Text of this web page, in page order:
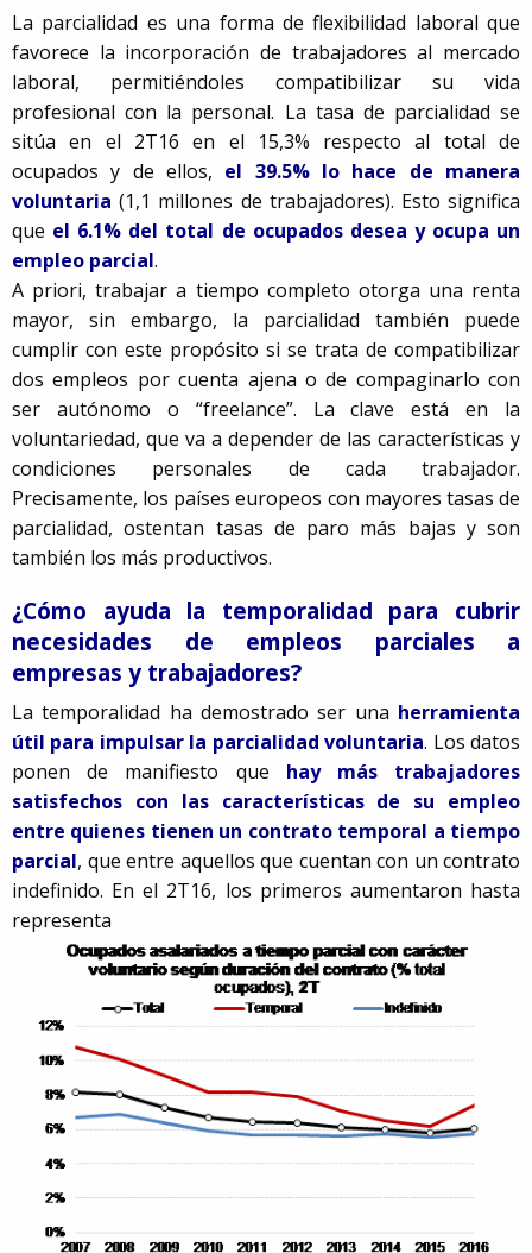
La parcialidad es una forma de flexibilidad laboral que
favorece la incorporación de trabajadores al mercado
laboral, permitiéndoles compatibilizar su vida
profesional con la personal. La tasa de parcialidad se
sitúa en el 2T16 en el 15,3% respecto al total de
ocupados y de ellos, el 39.5% lo hace de manera
voluntaria (1,1 millones de trabajadores). Esto significa
que el 6.1% del total de ocupados desea y ocupa un
empleo parcial.
A priori, trabajar a tiempo completo otorga una renta
mayor, sin embargo, la parcialidad también puede
cumplir con este propósito si se trata de compatibilizar
dos empleos por cuenta ajena o de compaginarlo con
ser autónomo o “freelance”. La clave está en la
voluntariedad, que va a depender de las características y
condiciones personales de cada trabajador.
Precisamente, los países europeos con mayores tasas de
parcialidad, ostentan tasas de paro más bajas y son
también los más productivos.
¿Cómo ayuda la temporalidad para cubrir
necesidades de empleos parciales a
empresas y trabajadores?
La temporalidad ha demostrado ser una herramienta
útil para impulsar la parcialidad voluntaria. Los datos
ponen de manifiesto que
hay más trabajadores
satisfechos con las características de su empleo
entre quienes tienen un contrato temporal a tiempo
parcial, que entre aquellos que cuentan con un contrato
indefinido. En el 2T16, los primeros aumentaron hasta
representa